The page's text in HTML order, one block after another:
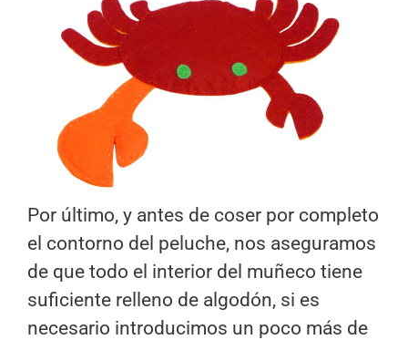
Por último, y antes de coser por completo
el contorno del peluche, nos aseguramos
de que todo el interior del muñeco tiene
suficiente relleno de algodón, si es
necesario introducimos un poco más de